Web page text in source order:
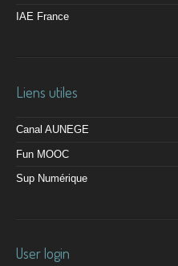
IAE France
Liens utiles
Canal AUNEGE
Fun MOOC
Sup Numérique
User login